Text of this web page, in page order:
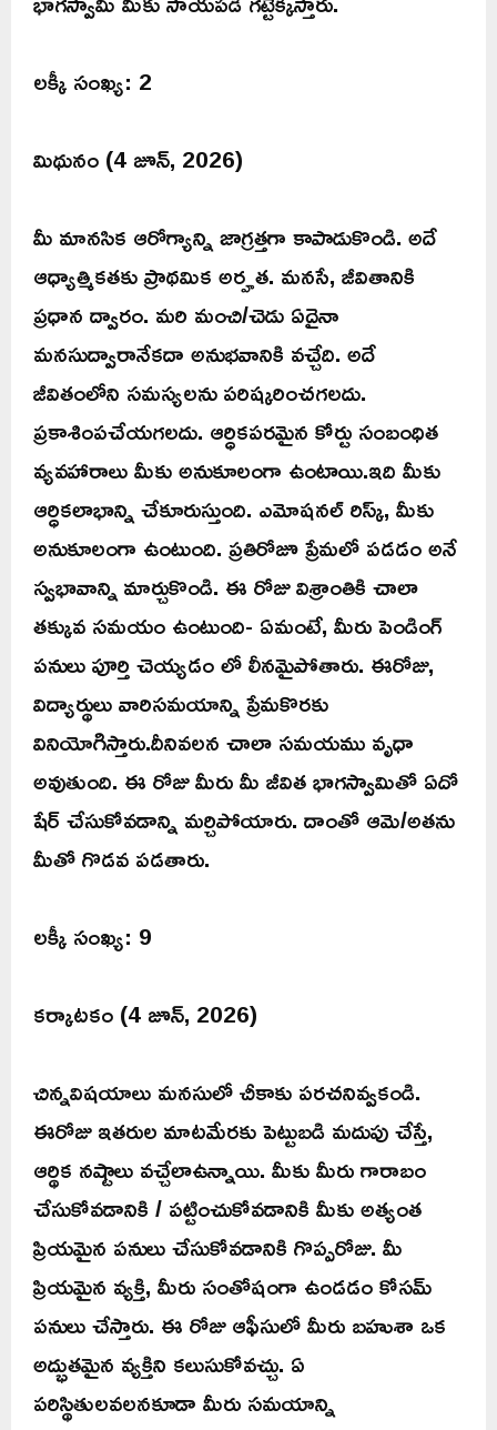
లక్కీ సంఖ్య: 2
మిథునం (4 జూన్, 2026)
మీ మానసిక ఆరోగ్యాన్ని జాగ్రత్తగా కాపాడుకొండి. అదే
ఆధ్యాత్మికతకు ప్రాథమిక అర్హత. మనసే, జీవితానికి
ప్రధాన ద్వారం. మరి మంచి/చెడు ఏదైనా
మనసుద్వారానేకదా అనుభవానికి వచ్చేది. అదే
జీవితంలోని సమస్యలను పరిష్కరించగలదు.
ప్రకాశింపచేయగలదు. ఆర్ధికపరమైన కోర్టు సంబంధిత
వ్యవహారాలు మీకు అనుకూలంగా ఉంటాయి.ఇది మీకు
ఆర్ధికలాభాన్ని చేకూరుస్తుంది. ఎమోషనల్ రిస్క్, మీకు
అనుకూలంగా ఉంటుంది. ప్రతిరోజూ ప్రేమలో పడడం అనే
స్వభావాన్ని మార్చుకొండి. ఈ రోజు విశ్రాంతికి చాలా
తక్కువ సమయం ఉంటుంది- ఏమంటే, మీరు పెండింగ్
పనులు పూర్తి చెయ్యడం లో లీనమైపోతారు. ఈరోజు,
విద్యార్థులు వారిసమయాన్ని ప్రేమకొరకు
వినియోగిస్తారు.దీనివలన చాలా సమయము వృధా
అవుతుంది. ఈ రోజు మీరు మీ జీవిత భాగస్వామితో ఏదో
షేర్ చేసుకోవడాన్ని మర్చిపోయారు. దాంతో ఆమె/అతను
మీతో గొడవ పడతారు.
లక్కీ సంఖ్య: 9
కర్కాటకం (4 జూన్, 2026)
చిన్నవిషయాలు మనసులో చీకాకు పరచనివ్వకండి.
ఈరోజు ఇతరుల మాటమేరకు పెట్టుబడి మదుపు చేస్తే,
ఆర్థిక నష్టాలు వచ్చేలాఉన్నాయి. మీకు మీరు గారాబం
చేసుకోవడానికి / పట్టించుకోవడానికి మీకు అత్యంత
ప్రియమైన పనులు చేసుకోవడానికి గొప్పరోజు. మీ
ప్రియమైన వ్యక్తి, మీరు సంతోషంగా ఉండడం కోసమ్
పనులు చేస్తారు. ఈ రోజు ఆఫీసులో మీరు బహుశా ఒక
అద్భుతమైన వ్యక్తిని కలుసుకోవచ్చు. ఏ
పరిస్థితులవలనకూడా మీరు సమయాన్ని